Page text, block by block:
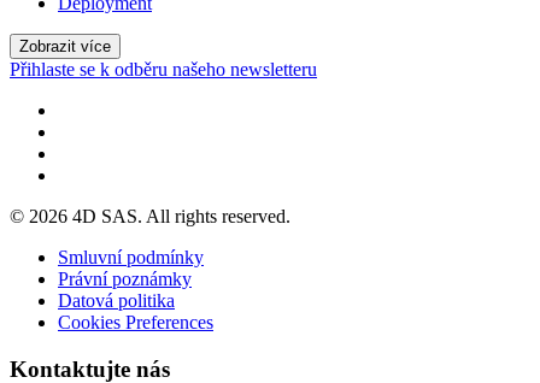
Zobrazit více
Přihlaste se k odběru našeho newsletteru
© 2026 4D SAS. All rights reserved.
Smluvní podmínky
Právní poznámky
Datová politika
Cookies Preferences
Kontaktujte nás